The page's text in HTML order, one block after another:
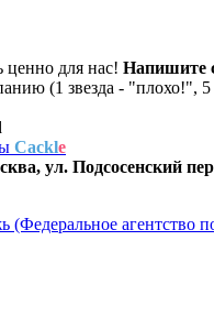
для нас! Напишите
(1 звезда - "плохо!", 5
Cackle
ул. Подсосенский
(Федеральное агентство